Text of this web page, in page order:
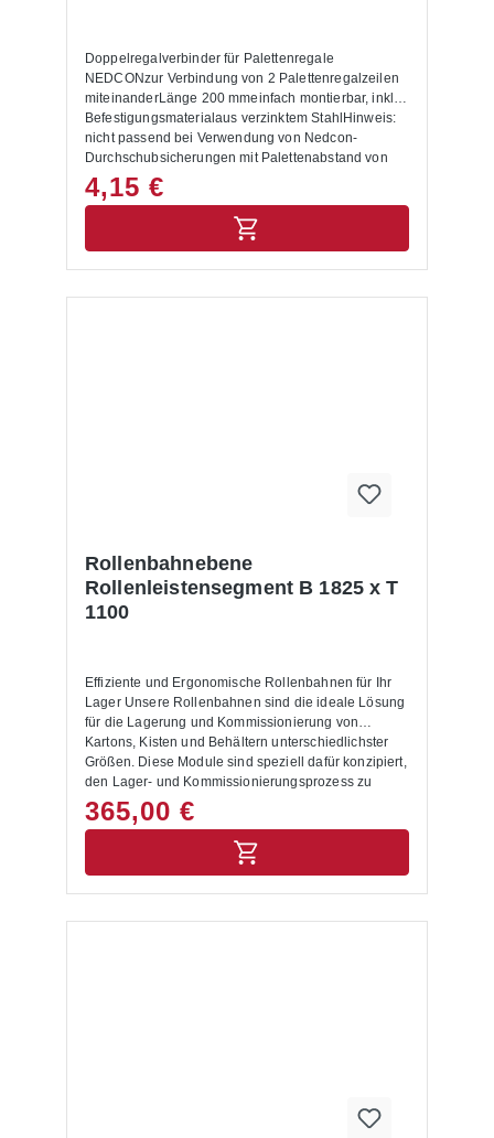
Doppelregalverbinder für Palettenregale
NEDCONzur Verbindung von 2 Palettenregalzeilen
miteinanderLänge 200 mmeinfach montierbar, inkl.
Befestigungsmaterialaus verzinktem StahlHinweis:
nicht passend bei Verwendung von Nedcon-
Durchschubsicherungen mit Palettenabstand von
105 mm (hier bitte Artikel 11-057-001866
verwenden)
4,15 €
Rollenbahnebene
Rollenleistensegment B 1825 x T
1100
Effiziente und Ergonomische Rollenbahnen für Ihr
Lager Unsere Rollenbahnen sind die ideale Lösung
für die Lagerung und Kommissionierung von
Kartons, Kisten und Behältern unterschiedlichster
Größen. Diese Module sind speziell dafür konzipiert,
den Lager- und Kommissionierungsprozess zu
optimieren und zu vereinfachen. Produktvorteile:
Effiziente Bestückung und Entnahme: Die Regale
werden auf einer Seite mit Kartons, Kästen oder
Behältern bestückt. Dank der Polykarbonat-Röllchen
entnommen werden können. Dies ermöglicht eine
365,00 €